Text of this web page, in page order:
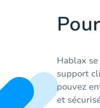
Hablax
support
pouvez
et